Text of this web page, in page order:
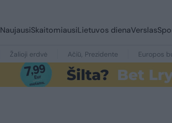
NaujausiSkaitomiausiLietuvos dienaVerslas
Žalioji erdvė Ačiū, Prezidente Europos